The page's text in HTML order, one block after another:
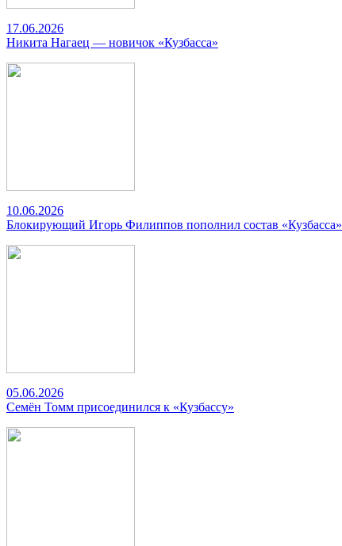
17.06.2026
Никита Нагаец — новичок «Кузбасса»
10.06.2026
Блокирующий Игорь Филиппов пополнил состав «Кузбасса»
05.06.2026
Семён Томм присоединился к «Кузбассу»